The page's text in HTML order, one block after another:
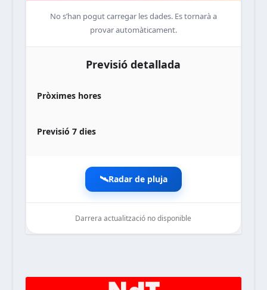
No s’han pogut carregar les dades. Es tornarà a
provar automàticament.
Previsió detallada
Pròximes hores
Previsió 7 dies
🛰️Radar de pluja
Darrera actualització no disponible